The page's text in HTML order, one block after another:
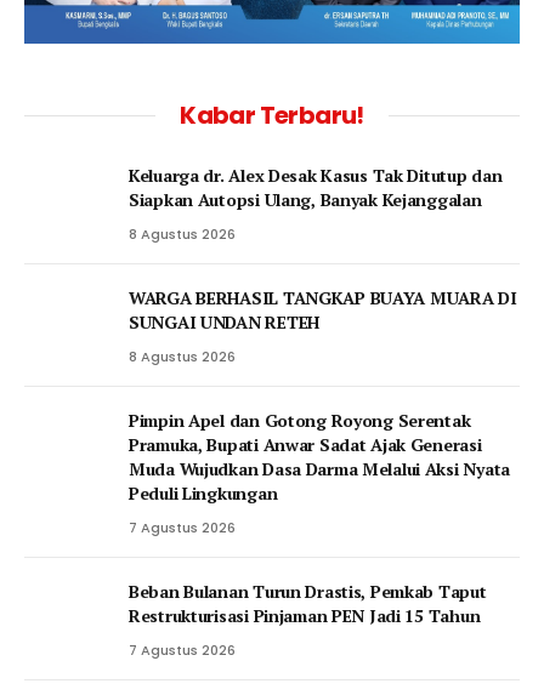
Kabar Terbaru!
Keluarga dr. Alex Desak Kasus Tak Ditutup dan
Siapkan Autopsi Ulang, Banyak Kejanggalan
8 Agustus 2026
WARGA BERHASIL TANGKAP BUAYA MUARA DI
SUNGAI UNDAN RETEH
8 Agustus 2026
Pimpin Apel dan Gotong Royong Serentak
Pramuka, Bupati Anwar Sadat Ajak Generasi
Muda Wujudkan Dasa Darma Melalui Aksi Nyata
Peduli Lingkungan
7 Agustus 2026
Beban Bulanan Turun Drastis, Pemkab Taput
Restrukturisasi Pinjaman PEN Jadi 15 Tahun‎
7 Agustus 2026